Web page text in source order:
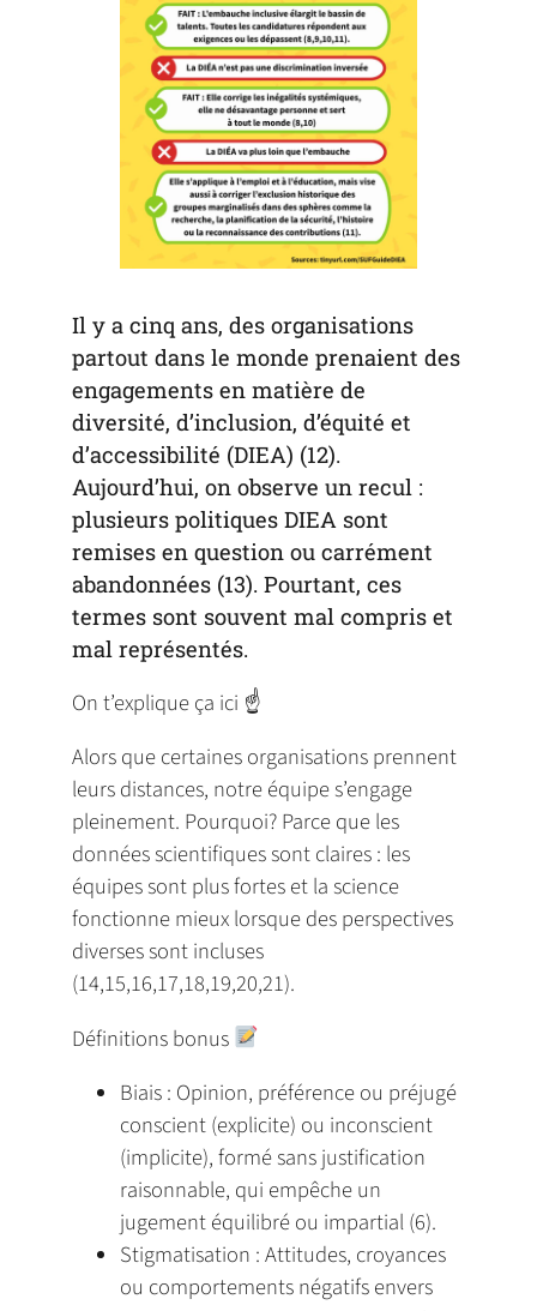
Il y a cinq ans, des organisations
partout dans le monde prenaient des
engagements en matière de
diversité, d’inclusion, d’équité et
d’accessibilité (DIEA) (12).
Aujourd’hui, on observe un recul :
plusieurs politiques DIEA sont
remises en question ou carrément
abandonnées (13). Pourtant, ces
termes sont souvent mal compris et
mal représentés.
On t’explique ça ici ☝️
Alors que certaines organisations prennent
leurs distances, notre équipe s’engage
pleinement. Pourquoi? Parce que les
données scientifiques sont claires : les
équipes sont plus fortes et la science
fonctionne mieux lorsque des perspectives
diverses sont incluses
(14,15,16,17,18,19,20,21).
Définitions bonus
Biais : Opinion, préférence ou préjugé
conscient (explicite) ou inconscient
(implicite), formé sans justification
raisonnable, qui empêche un
jugement équilibré ou impartial (6).
Stigmatisation : Attitudes, croyances
ou comportements négatifs envers